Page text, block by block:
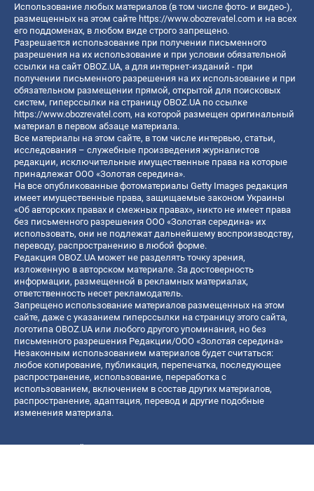
Использование любых материалов (в том числе фото- и видео-),
размещенных на этом сайте https://www.obozrevatel.com и на всех
его поддоменах, в любом виде строго запрещено.
Разрешается использование при получении письменного
разрешения на их использование и при условии обязательной
ссылки на сайт OBOZ.UA, а для интернет-изданий - при
получении письменного разрешения на их использование и при
обязательном размещении прямой, открытой для поисковых
систем, гиперссылки на страницу OBOZ.UA по ссылке
https://www.obozrevatel.com, на которой размещен оригинальный
материал в первом абзаце материала.
Все материалы на этом сайте, в том числе интервью, статьи,
исследования – служебные произведения журналистов
редакции, исключительные имущественные права на которые
принадлежат ООО «Золотая середина».
На все опубликованные фотоматериалы Getty Images редакция
имеет имущественные права, защищаемые законом Украины
«Об авторских правах и смежных правах», никто не имеет права
без письменного разрешения ООО «Золотая середина» их
использовать, они не подлежат дальнейшему воспроизводству,
переводу, распространению в любой форме.
Редакция OBOZ.UA может не разделять точку зрения,
изложенную в авторском материале. За достоверность
информации, размещенной в рекламных материалах,
ответственность несет рекламодатель.
Запрещено использование материалов размещенных на этом
сайте, даже с указанием гиперссылки на страницу этого сайта,
логотипа OBOZ.UA или любого другого упоминания, но без
письменного разрешения Редакции/ООО «Золотая середина»
Незаконным использованием материалов будет считаться:
любое копирование, публикация, перепечатка, последующее
распространение, использование, переработка с
использованием, включением в состав других материалов,
распространение, адаптация, перевод и другие подобные
изменения материала.
Название онлайн медиа — «OBOZ.UA»